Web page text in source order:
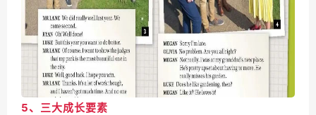
5、三大成长要素